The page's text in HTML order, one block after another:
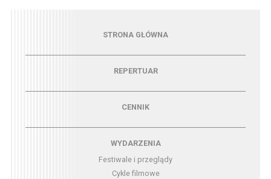
Menu - strona główna
STRONA GŁÓWNA
Menu - repertuarREPERTUAR
CENNIK
Menu - wydarzeniaWYDARZENIA
Festiwale i przeglądy
Cykle filmowe